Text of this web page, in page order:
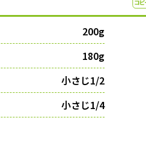
200g
180g
小さじ1/2
小さじ1/4